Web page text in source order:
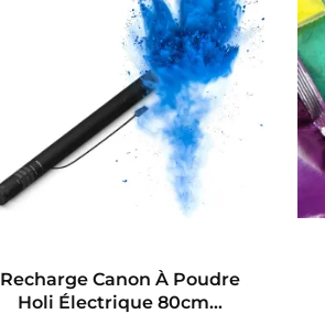
Recharge Canon À Poudre
Holi Électrique 80cm...